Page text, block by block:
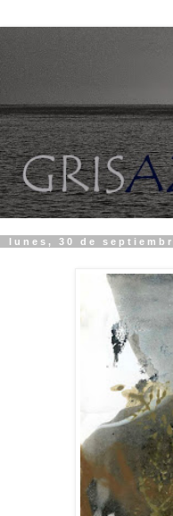
lunes, 30 de